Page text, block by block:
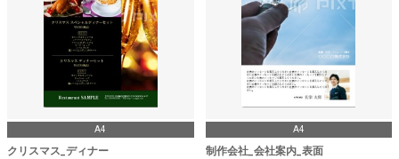
A4
クリスマス_ディナー
A4
制作会社_会社案内_表面